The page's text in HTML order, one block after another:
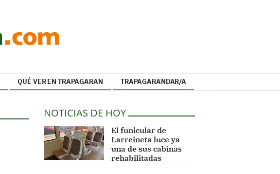
QUÉ VER EN TRAPAGARAN TRAPAGARANDAR/A
NOTICIAS DE HOY
El funicular de
Larreineta luce ya
una de sus cabinas
rehabilitadas